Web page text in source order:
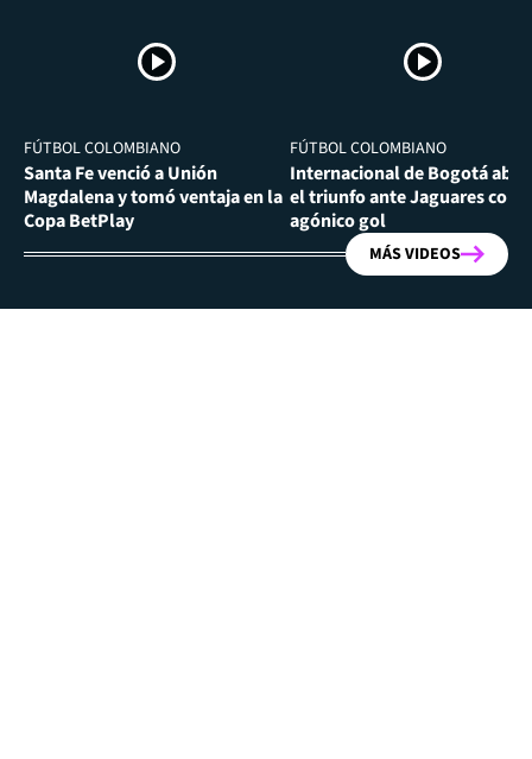
FÚTBOL COLOMBIANO
Santa Fe venció a Unión
Magdalena y tomó ventaja en la
Copa BetPlay
FÚTBOL COLOMBIANO
Internacional de Bogotá
el triunfo ante Jaguares con
agónico gol
MÁS VIDEOS